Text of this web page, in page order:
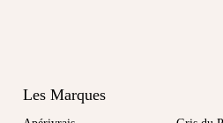
Les Marques